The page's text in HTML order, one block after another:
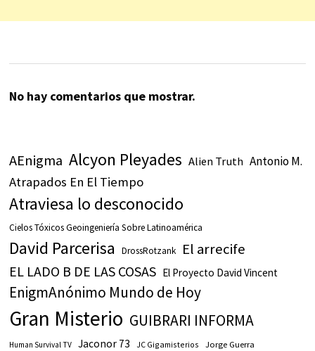
No hay comentarios que mostrar.
AEnigma Alcyon Pleyades Alien Truth Antonio M.
Atrapados En El Tiempo
Atraviesa lo desconocido
Cielos Tóxicos Geoingeniería Sobre Latinoamérica
David Parcerisa DrossRotzank El arrecife
EL LADO B DE LAS COSAS El Proyecto David Vincent
EnigmAnónimo Mundo de Hoy
Gran Misterio GUIBRARI INFORMA
Human Survival TV Jaconor 73 JC Gigamisterios Jorge Guerra